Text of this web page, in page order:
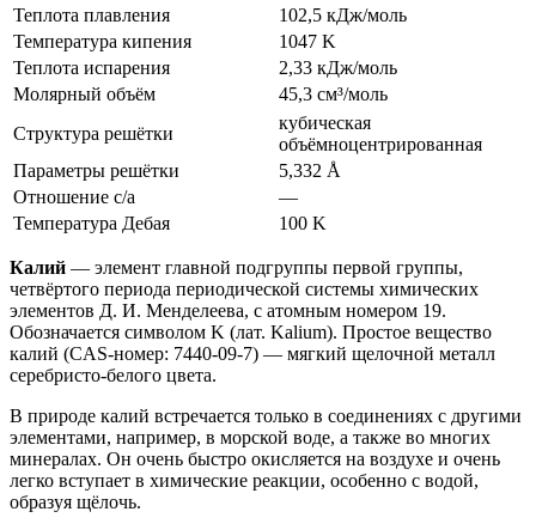
Теплота плавления
102,5 кДж/моль
Температура кипения
1047 K
Теплота испарения
2,33 кДж/моль
Молярный объём
45,3 см³/моль
Структура решётки
кубическая
объёмноцентрированная
Параметры решётки
5,332 Å
Отношение c/a
—
Температура Дебая
100 K
Калий — элемент главной подгруппы первой группы,
четвёртого периода периодической системы химических
элементов Д. И. Менделеева, с атомным номером 19.
Обозначается символом K (лат. Kalium). Простое вещество
калий (CAS-номер: 7440-09-7) — мягкий щелочной металл
серебристо-белого цвета.
В природе калий встречается только в соединениях с другими
элементами, например, в морской воде, а также во многих
минералах. Он очень быстро окисляется на воздухе и очень
легко вступает в химические реакции, особенно с водой,
образуя щёлочь.